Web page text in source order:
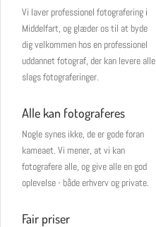
Vi laver professionel fotografering i
Middelfart, og glæder os til at byde
dig velkommen hos en professionel
uddannet fotograf, der kan levere alle
slags fotograferinger.
Alle kan fotograferes
Nogle synes ikke, de er gode foran
kameaet. Vi mener, at vi kan
fotografere alle, og give alle en god
oplevelse - både erhverv og private.
Fair priser